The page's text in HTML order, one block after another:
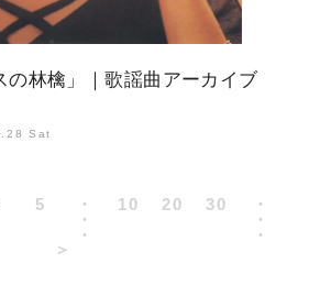
の林檎」｜歌謡曲アーカイブ
Sat
5
・
・
・
10 20 30
・
・
・
＞